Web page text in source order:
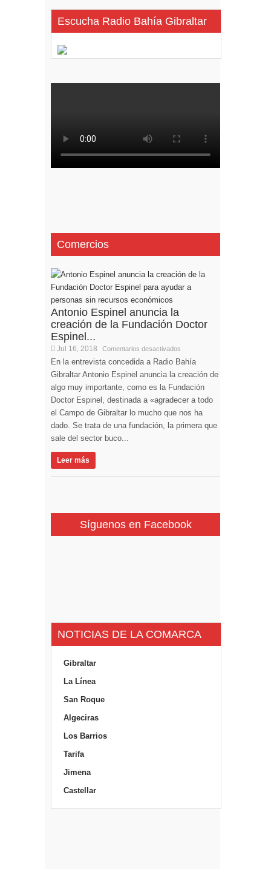
Escucha Radio Bahía Gibraltar
Comercios
Antonio Espinel anuncia la
creación de la Fundación Doctor
Espinel...
Jul 16, 2018 Comentarios desactivados
En la entrevista concedida a Radio Bahía
Gibraltar Antonio Espinel anuncia la creación de
algo muy importante, como es la Fundación
Doctor Espinel, destinada a «agradecer a todo
el Campo de Gibraltar lo mucho que nos ha
dado. Se trata de una fundación, la primera que
sale del sector buco...
Leer más
Síguenos en Facebook
NOTICIAS DE LA COMARCA
Gibraltar
La Línea
San Roque
Algeciras
Los Barrios
Tarifa
Jimena
Castellar